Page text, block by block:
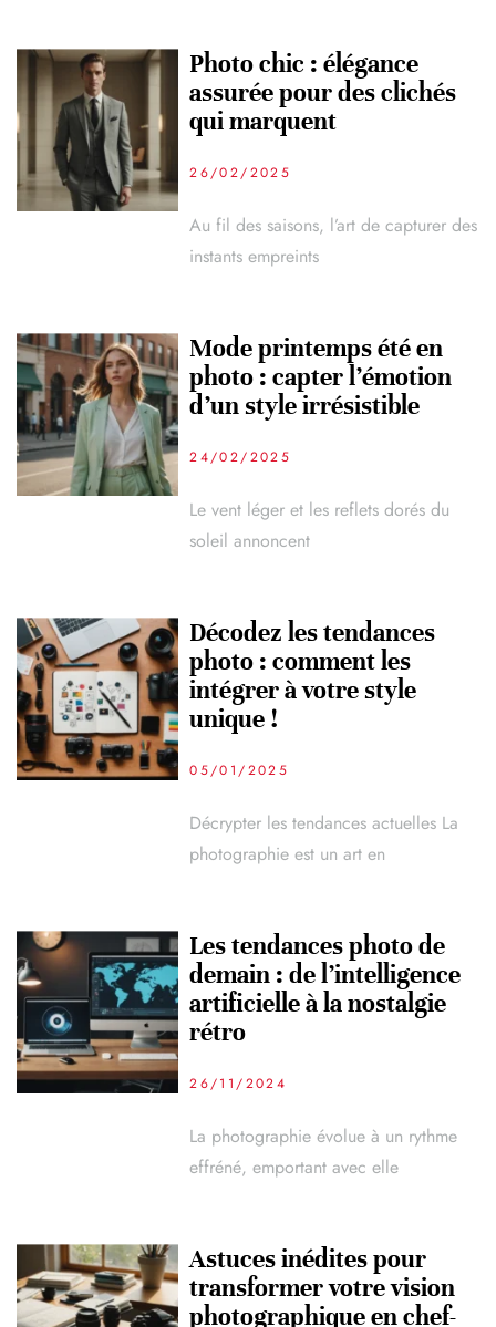
Photo chic : élégance
assurée pour des clichés
qui marquent
26/02/2025
Au fil des saisons, l’art de capturer des
instants empreints
Mode printemps été en
photo : capter l’émotion
d’un style irrésistible
24/02/2025
Le vent léger et les reflets dorés du
soleil annoncent
Décodez les tendances
photo : comment les
intégrer à votre style
unique !
05/01/2025
Décrypter les tendances actuelles La
photographie est un art en
Les tendances photo de
demain : de l’intelligence
artificielle à la nostalgie
rétro
26/11/2024
La photographie évolue à un rythme
effréné, emportant avec elle
Astuces inédites pour
transformer votre vision
photographique en chef-